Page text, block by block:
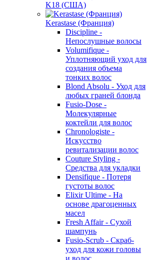
K18 (США)
Kerastase (Франция)
Discipline -
Непослушные волосы
Volumifique -
Уплотняющий уход для
создания объема
тонких волос
Blond Absolu - Уход для
любых граней блонда
Fusio-Dose -
Молекулярные
коктейли для волос
Chronologiste -
Искусство
ревитализации волос
Couture Styling -
Средства для укладки
Densifique - Потеря
густоты волос
Elixir Ultime - На
основе драгоценных
масел
Fresh Affair - Сухой
шампунь
Fusio-Scrub - Скраб-
уход для кожи головы
и волос